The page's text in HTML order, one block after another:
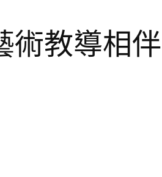
術教導相